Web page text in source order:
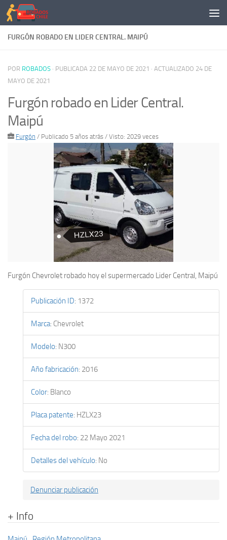
Saltar al contenido
FURGÓN ROBADO EN LIDER CENTRAL. MAIPÚ
POR ROBADOS · PUBLICADA 22 DE MAYO DE 2021 · ACTUALIZADO 24 DE
MAYO DE 2021
Furgón robado en Lider Central.
Maipú
Furgón / Publicado 5 años atrás / Visto: 2029 veces
Furgón Chevrolet robado hoy el supermercado Lider Central, Maipú
Publicación ID: 1372
Marca: Chevrolet
Modelo: N300
Año fabricación: 2016
Color: Blanco
Placa patente: HZLX23
Fecha del robo: 22 Mayo 2021
Detalles del vehículo: No
Denunciar publicación
+ Info